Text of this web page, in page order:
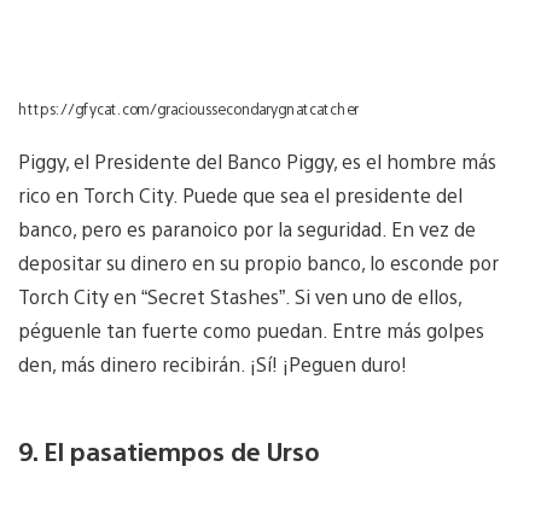
https://gfycat.com/gracioussecondarygnatcatcher
Piggy, el Presidente del Banco Piggy, es el hombre más
rico en Torch City. Puede que sea el presidente del
banco, pero es paranoico por la seguridad. En vez de
depositar su dinero en su propio banco, lo esconde por
Torch City en “Secret Stashes”. Si ven uno de ellos,
péguenle tan fuerte como puedan. Entre más golpes
den, más dinero recibirán. ¡Sí! ¡Peguen duro!
9. El pasatiempos de Urso